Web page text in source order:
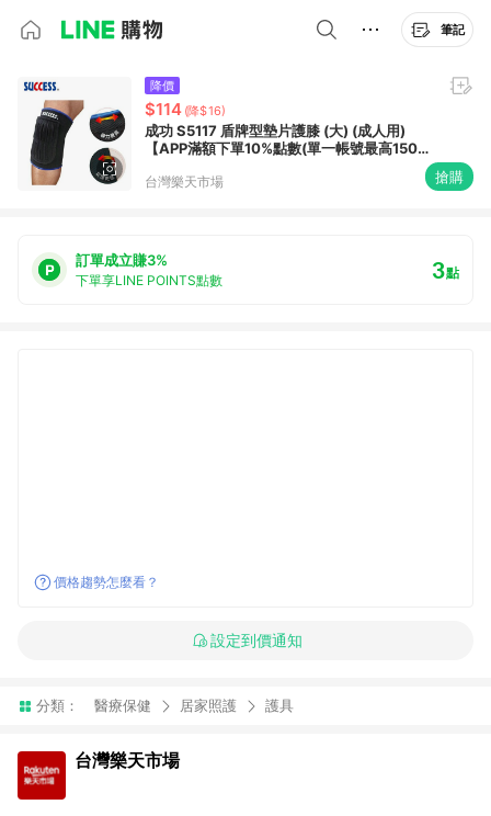
筆記
降價
$114 (降$16)
成功 S5117 盾牌型墊片護膝 (大) (成人用)
【APP滿額下單10%點數(單一帳號最高1500
台灣樂天市場 搶購
訂單成立賺3%
下單享LINE POINTS點數 3點
價格趨勢怎麼看？
設定到價通知
分類： 醫療保健 居家照護 護具
台灣樂天市場